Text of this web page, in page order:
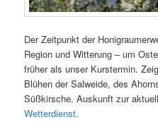
Der Zeitpunkt der
Region und Witterung – um
früher als unser Kurstermin.
Blühen der Salweide, des
Süßkirsche. Auskunft zur
Wetterdienst.